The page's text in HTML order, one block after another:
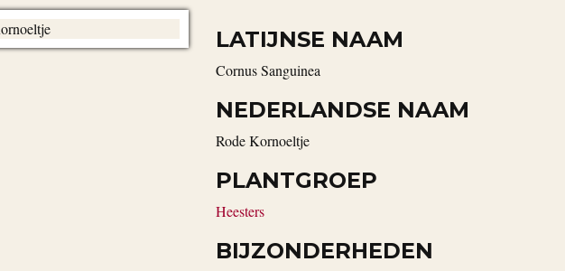
LATIJNSE NAAM
Cornus Sanguinea
NEDERLANDSE NAAM
Rode Kornoeltje
PLANTGROEP
Heesters
BIJZONDERHEDEN